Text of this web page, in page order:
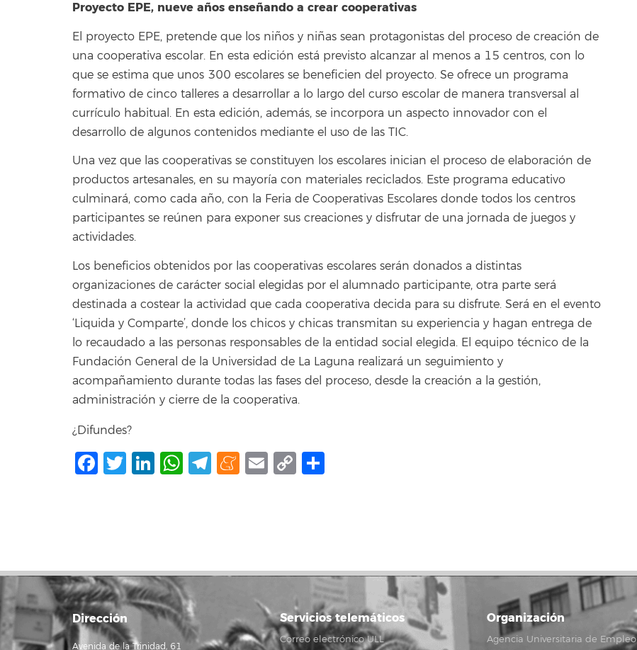
Proyecto EPE, nueve años enseñando a crear cooperativas
El proyecto EPE, pretende que los niños y niñas sean protagonistas del proceso de creación de
una cooperativa escolar. En esta edición está previsto alcanzar al menos a 15 centros, con lo
que se estima que unos 300 escolares se beneficien del proyecto. Se ofrece un programa
formativo de cinco talleres a desarrollar a lo largo del curso escolar de manera transversal al
currículo habitual. En esta edición, además, se incorpora un aspecto innovador con el
desarrollo de algunos contenidos mediante el uso de las TIC.
Una vez que las cooperativas se constituyen los escolares inician el proceso de elaboración de
productos artesanales, en su mayoría con materiales reciclados. Este programa educativo
culminará, como cada año, con la Feria de Cooperativas Escolares donde todos los centros
participantes se reúnen para exponer sus creaciones y disfrutar de una jornada de juegos y
actividades.
Los beneficios obtenidos por las cooperativas escolares serán donados a distintas
organizaciones de carácter social elegidas por el alumnado participante, otra parte será
destinada a costear la actividad que cada cooperativa decida para su disfrute. Será en el evento
‘Liquida y Comparte’, donde los chicos y chicas transmitan su experiencia y hagan entrega de
lo recaudado a las personas responsables de la entidad social elegida. El equipo técnico de la
Fundación General de la Universidad de La Laguna realizará un seguimiento y
acompañamiento durante todas las fases del proceso, desde la creación a la gestión,
administración y cierre de la cooperativa.
¿Difundes?
Facebook
Twitter
LinkedIn
WhatsApp
Telegram
Meneame
Email
Copy
Dirección
Avenida de la Trinidad, 61
Servicios telemáticos
Correo electrónico ULL
Organización
Agencia Universitaria de Empleo